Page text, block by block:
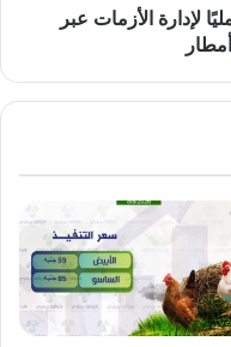
لإدارة الأزمات عبر